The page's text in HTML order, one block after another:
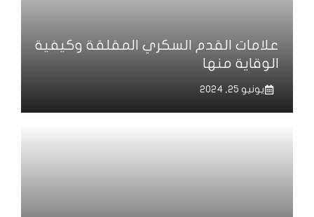
علامات القدم السكري المقلقة وكيفية
الوقاية منها
يونيو 25, 2024